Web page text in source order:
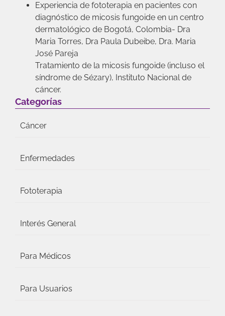
Experiencia de fototerapia en pacientes con
diagnóstico de micosis fungoide en un centro
dermatológico de Bogotá, Colombia- Dra
Maria Torres, Dra Paula Dubeibe, Dra. Maria
José Pareja
Tratamiento de la micosis fungoide (incluso el
síndrome de Sézary), Instituto Nacional de
cáncer.
Categorías
Cáncer
Enfermedades
Fototerapia
Interés General
Para Médicos
Para Usuarios